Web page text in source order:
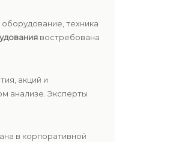
техника
востребована
акций и
анализе. Эксперты
в корпоративной